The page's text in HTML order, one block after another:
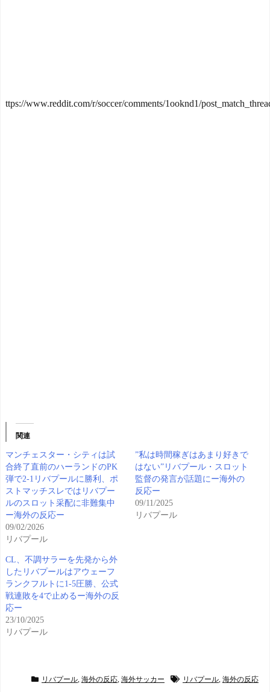
ttps://www.reddit.com/r/soccer/comments/1ooknd1/
関連
マンチェスター・シティは試
合終了直前のハーランドのPK
弾で2-1リバプールに勝利、ポ
ストマッチスレではリバプー
ルのスロット采配に非難集中
ー海外の反応ー
09/02/2026
リバプール
”私は時間稼ぎはあまり好きで
はない”リバプール・スロット
監督の発言が話題にー海外の
反応ー
09/11/2025
リバプール
CL、不調サラーを先発から外
したリバプールはアウェーフ
ランクフルトに1-5圧勝、公式
戦連敗を4で止めるー海外の反
応ー
23/10/2025
リバプール
リバプール, 海外の反応, 海外サッカー リバプール, 海外の反応